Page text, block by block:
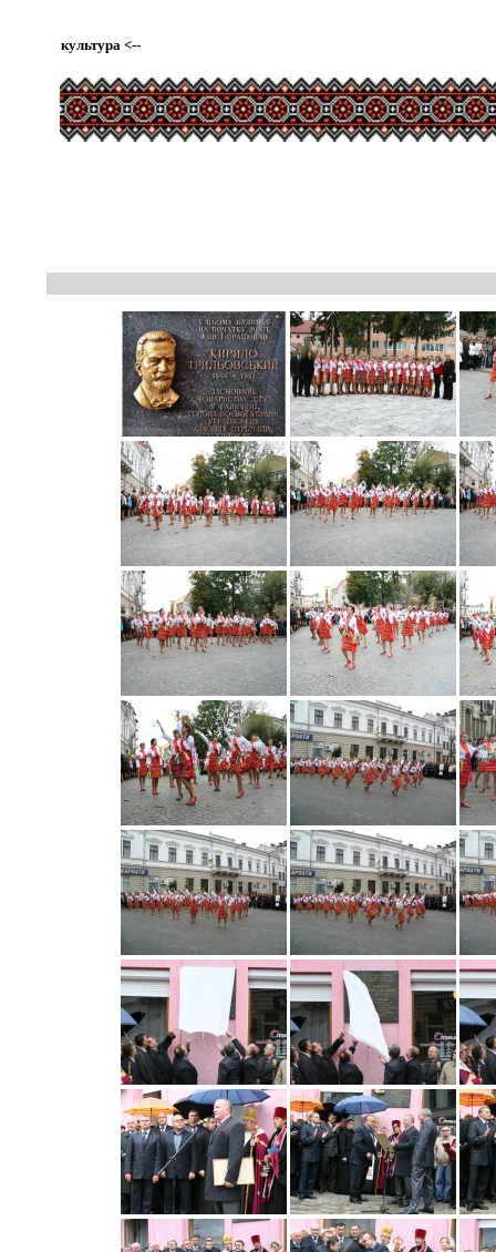
культура <--